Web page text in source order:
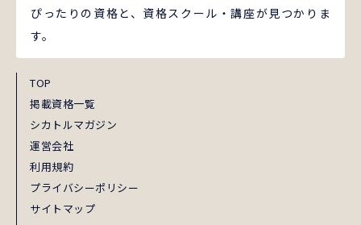
ぴったりの資格と、資格スクール・講座が見つかりま
す。
TOP
掲載資格一覧
シカトルマガジン
運営会社
利用規約
プライバシーポリシー
サイトマップ